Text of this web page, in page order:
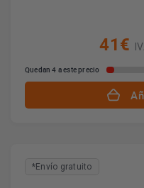
41€
Quedan 4 a este precio
*Envío gratuito